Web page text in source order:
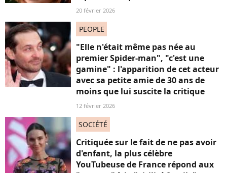
20 février 2026
PEOPLE
"Elle n'était même pas née au
premier Spider-man", "c'est une
gamine" : l'apparition de cet acteur
avec sa petite amie de 30 ans de
moins que lui suscite la critique
12 février 2026
SOCIÉTÉ
Critiquée sur le fait de ne pas avoir
d'enfant, la plus célèbre
YouTubeuse de France répond aux